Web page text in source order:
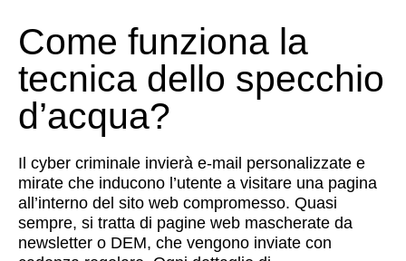
Come funziona la
tecnica dello specchio
d’acqua?
Il cyber criminale invierà e-mail personalizzate e
mirate che inducono l’utente a visitare una pagina
all’interno del sito web compromesso. Quasi
sempre, si tratta di pagine web mascherate da
newsletter o DEM, che vengono inviate con